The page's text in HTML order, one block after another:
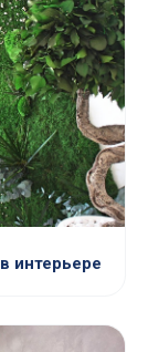
интерьере